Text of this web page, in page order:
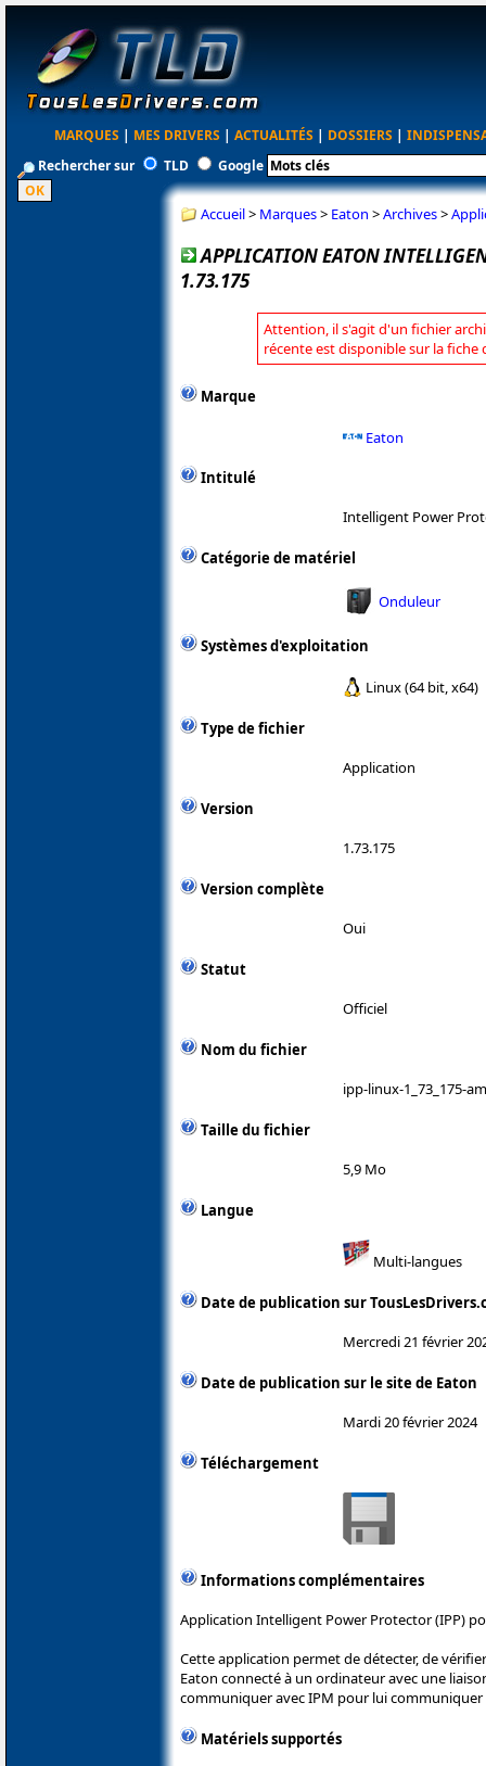
MARQUES | MES DRIVERS | ACTUALITÉS | DOSSIERS |
Rechercher sur
TLD Google
Accueil> Marques> Eaton >Archives>
APPLICATION EATON
1.73.175
Attention, il s'agit d'un fichier
récente est disponible sur la fiche
Marque
Eaton
Intitulé
Intelligent Power
Catégorie de matériel
Onduleur
Systèmes d'exploitation
Linux (64 bit, x64)
Type de fichier
Application
Version
1.73.175
Version complète
Oui
Statut
Officiel
Nom du fichier
ipp-linux-1_73_175-
Taille du fichier
5,9 Mo
Langue
Multi-langues
Date de publication sur
Mercredi 21 février
Date de publication sur le site de Eaton
Mardi 20 février 2024
Téléchargement
Informations complémentaires
Application Intelligent Power Protector (IPP)
Cette application permet de détecter, de
Eaton connecté à un ordinateur avec une
communiquer avec IPM pour lui
Matériels supportés